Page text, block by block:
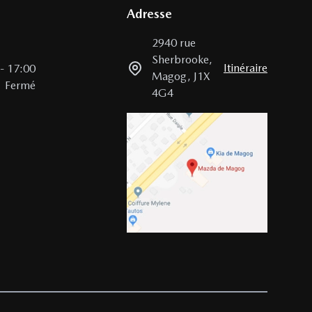
- 17:00
Fermé
Adresse
2940 rue
Sherbrooke,
Magog, J1X
4G4
Itinéraire